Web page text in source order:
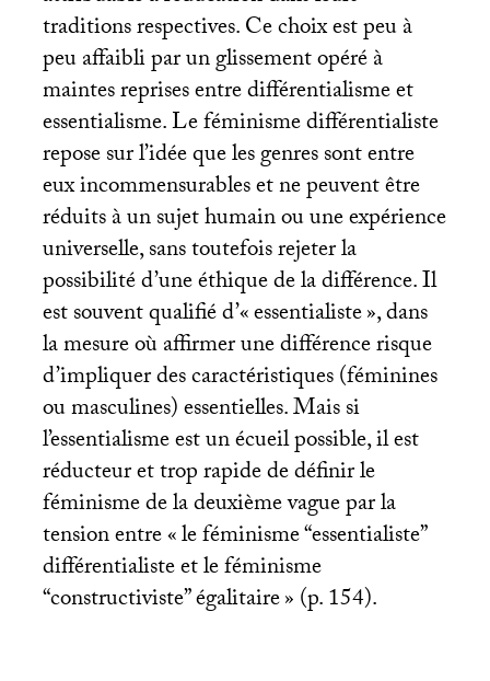
traditions respectives. Ce choix est peu à
peu affaibli par un glissement opéré à
maintes reprises entre différentialisme et
essentialisme. Le féminisme différentialiste
repose sur l’idée que les genres sont entre
eux incommensurables et ne peuvent être
réduits à un sujet humain ou une expérience
universelle, sans toutefois rejeter la
possibilité d’une éthique de la différence. Il
est souvent qualifié d’«essentialiste», dans
la mesure où affirmer une différence risque
d’impliquer des caractéristiques (féminines
ou masculines) essentielles. Mais si
l’essentialisme est un écueil possible, il est
réducteur et trop rapide de définir le
féminisme de la deuxième vague par la
tension entre «le féminisme “essentialiste”
différentialiste et le féminisme
“constructiviste” égalitaire» (p. 154).